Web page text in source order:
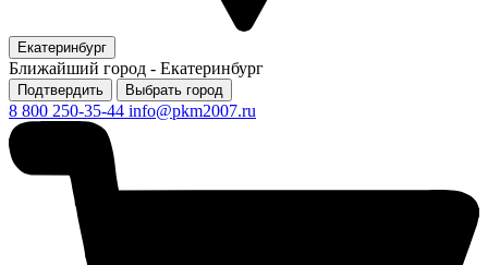
Екатеринбург
Ближайший город - Екатеринбург
Подтвердить Выбрать город
8 800 250-35-44 info@pkm2007.ru